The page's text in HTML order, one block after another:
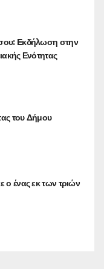
Eκδήλωση στην
Ενότητας
του Δήμου
ο ένας εκ των τριών